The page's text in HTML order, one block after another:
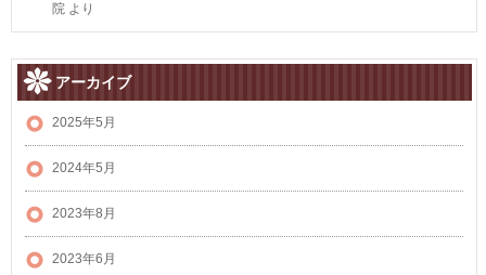
院 より
アーカイブ
2025年5月
2024年5月
2023年8月
2023年6月